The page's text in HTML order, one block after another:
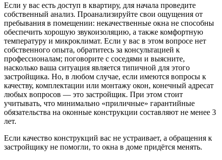
Если у вас есть доступ в квартиру, для начала проведите
собственный анализ. Проанализируйте свои ощущения от
пребывания в помещении: некачественные окна не способны
обеспечить хорошую звукоизоляцию, а также комфортную
температуру и микроклимат. Если у вас в этом вопросе нет
собственного опыта, обратитесь за консультацией к
профессионалам; поговорите с соседями и выясните,
насколько ваша ситуация является типичной для этого
застройщика. Но, в любом случае, если имеются вопросы к
качеству, комплектации или монтажу окон, конечный адресат
любых вопросов — это застройщик. При этом стоит
учитывать, что минимально «приличные» гарантийные
обязательства на оконные конструкции составляют не менее 3
лет.
Если качество конструкций вас не устраивает, а обращения к
застройщику не помогли, то окна в доме придётся менять.